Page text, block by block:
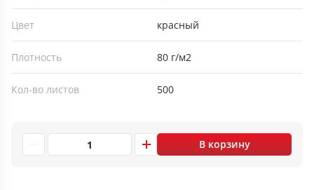
Цвет красный
Плотность 80 г/м2
Кол-во листов 500
В корзину